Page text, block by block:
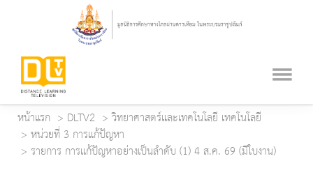
หน้าแรก DLTV2
วิทยาศาสตร์และเทคโนโลยี เทคโนโลยี
หน่วยที่ 3 การแก้ปัญหา
รายการ การแก้ปัญหาอย่างเป็นลำดับ (1) 4 ส.ค. 69 (มีใบงาน)